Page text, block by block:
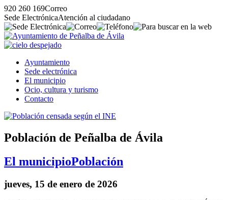
920 260 169Correo
Sede ElectrónicaAtención al ciudadano
Ayuntamiento
Sede electrónica
El municipio
Ocio, cultura y turismo
Contacto
Población de Peñalba de Ávila
El municipioPoblación
jueves, 15 de enero de 2026